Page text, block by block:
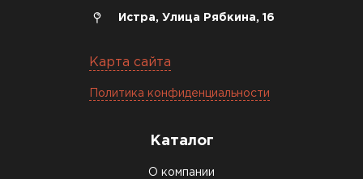
Истра, Улица Рябкина, 16
Карта сайта
Политика конфиденциальности
Каталог
О компании
ПЕРЕЙТИ
ВСЕ ПРОИЗВОДИТЕЛИ